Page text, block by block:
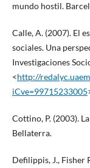
mundo hostil.
Calle, A. (2007). El
sociales. Una
Investigaciones
<http://
iCve=99715233005
Cottino, P. (2003).
Bellaterra.
Defilippis, J., Fisher